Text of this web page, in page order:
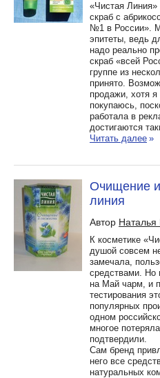
«Чистая Линия»
скраб с
№1 в России».
эпитеты, ведь
надо реально
скраб «всей
группе из
принято.
продажи, хотя я
покупаюсь,
работала в
достигаются
Читать далее »
Очищение и
линия
Автор Наталья
К косметике
душой совсем
замечала,
средствами. Но
на Май чарм, и
тестирования
популярных
одном
многое
подтвердили.
Сам бренд
него все
натуральных